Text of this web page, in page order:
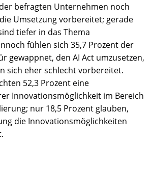
befragten Unternehmen noch
Umsetzung vorbereitet; gerade
tiefer in das Thema
fühlen sich 35,7 Prozent der
gewappnet, den AI Act umzusetzen,
sich eher schlecht vorbereitet.
52,3 Prozent eine
Innovationsmöglichkeit im Bereich
nur 18,5 Prozent glauben,
die Innovationsmöglichkeiten